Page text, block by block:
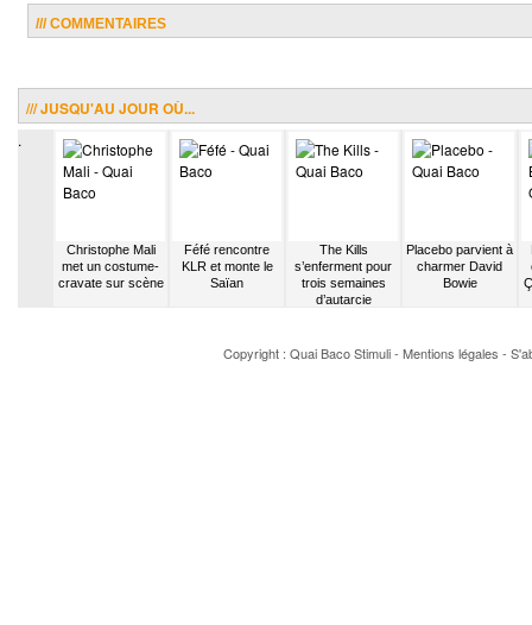
/// COMMENTAIRES
/// JUSQU'AU JOUR OÙ...
.
Christophe Mali
met un costume-
cravate sur scène
Féfé rencontre
KLR et monte le
Saïan
The Kills
s’enferment pour
trois semaines
d’autarcie
Placebo parvient à
charmer David
Bowie
Copyright : Quai BacoStimuli- Mentions légales -